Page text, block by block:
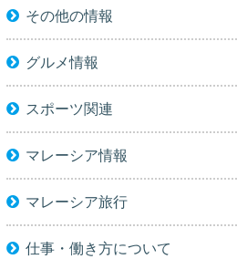
その他の情報
グルメ情報
スポーツ関連
マレーシア情報
マレーシア旅行
仕事・働き方について